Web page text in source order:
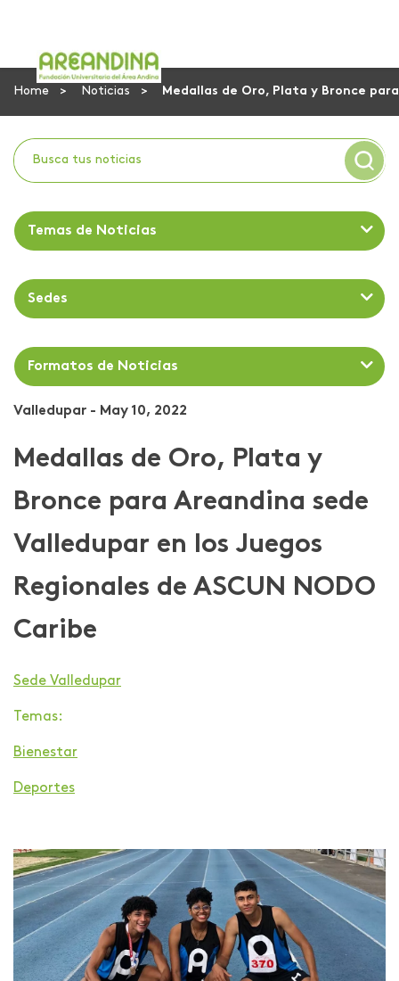
Home Noticias Medallas de Oro, Plata y Bronce
Temas de Noticias
Sedes
Formatos de Noticias
Valledupar - May 10, 2022
Medallas de Oro, Plata y
Bronce para Areandina sede
Valledupar en los Juegos
Regionales de ASCUN NODO
Caribe
Sede Valledupar
Temas:
Bienestar
Deportes